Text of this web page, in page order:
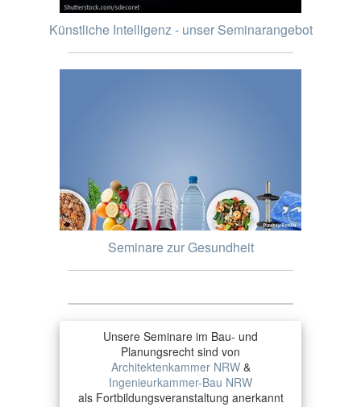
Künstliche Intelligenz - unser Seminarangebot
Seminare zur Gesundheit
Unsere Seminare im Bau- und
Planungsrecht sind von
Architektenkammer NRW&
Ingenieurkammer-Bau NRW
als Fortbildungsveranstaltung anerkannt